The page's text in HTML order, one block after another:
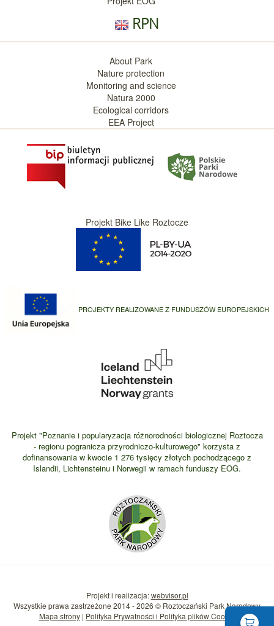
RPN
About Park
Nature protection
Monitoring and science
Natura 2000
Ecological corridors
EEA Project
Projekt Bike Like Roztocze
PROJEKTY REALIZOWANE Z FUNDUSZÓW EUROPEJSKICH
Projekt "Poznanie i popularyzacja różnorodności biologicznej Roztocza
- regionu pogranicza przyrodniczo-kulturowego" korzysta z
dofinansowania w kwocie 1 276 tysięcy złotych pochodzącego z
Islandii, Lichtensteinu i Norwegii w ramach funduszy EOG.
Projekt i realizacja:webvisor.pl
Wszystkie prawa zastrzeżone 2014 - 2026 © Roztoczański Park Narodowy
Mapa strony | Polityka Prywatności i Polityka plików Cookie